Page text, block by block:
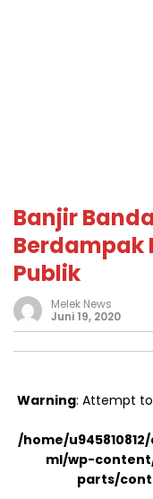
Banjir
Berdampak
Publik
Melek News
Juni 19, 2020
Warning: Attempt
/home/
ml/wp-
parts/